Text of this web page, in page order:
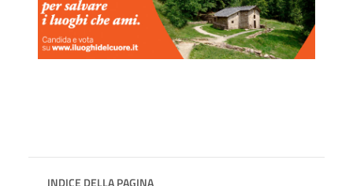
INDICE DELLA PAGINA